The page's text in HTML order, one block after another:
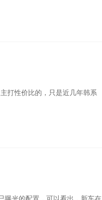
打性价比的，只是近几年韩系